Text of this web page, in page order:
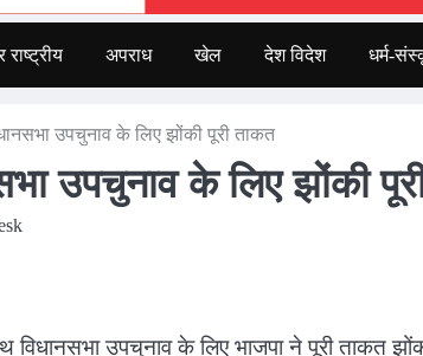
अपराध खेल देश विदेश धर्म-
उपचुनाव के लिए झोंकी पूरी ताकत
उपचुनाव के लिए झोंकी
विधानसभा उपचुनाव के लिए भाजपा ने पूरी ताकत